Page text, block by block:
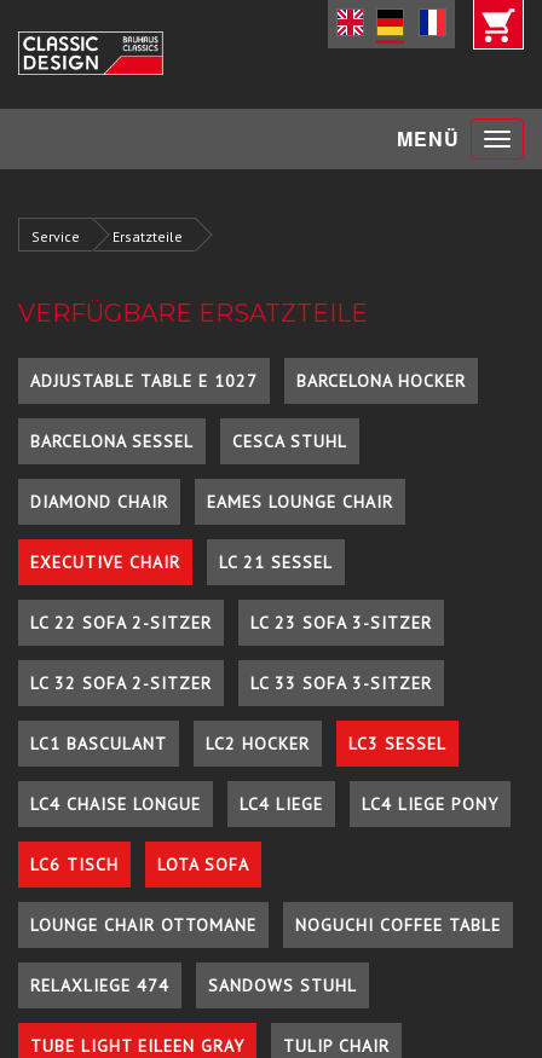
MENÜ Toggle
Service Ersatzteile
VERFÜGBARE ERSATZTEILE
ADJUSTABLE TABLE E 1027 BARCELONA HOCKER
BARCELONA SESSEL CESCA STUHL
DIAMOND CHAIR EAMES LOUNGE CHAIR
EXECUTIVE CHAIR LC 21 SESSEL
LC 22 SOFA 2-SITZER LC 23 SOFA 3-SITZER
LC 32 SOFA 2-SITZER LC 33 SOFA 3-SITZER
LC1 BASCULANT LC2 HOCKER LC3 SESSEL
LC4 CHAISE LONGUE LC4 LIEGE LC4 LIEGE PONY
LC6 TISCH LOTA SOFA
LOUNGE CHAIR OTTOMANE NOGUCHI COFFEE TABLE
RELAXLIEGE 474 SANDOWS STUHL
TUBE LIGHT EILEEN GRAY TULIP CHAIR